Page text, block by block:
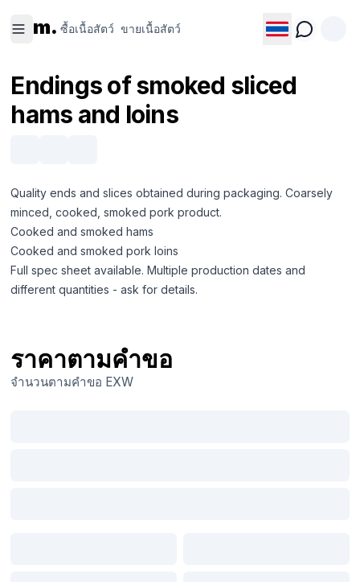
m. ซื้อเนื้อสัตว์ ขายเนื้อสัตว์
สัตว์
สัตว์
Endings of smoked sliced
hams and loins
Quality ends and slices obtained during packaging. Coarsely
minced, cooked, smoked pork product.
Cooked and smoked hams
Cooked and smoked pork loins
Full spec sheet available. Multiple production dates and
different quantities - ask for details.
ราคาตามคำขอ
จำนวนตามคำขอ EXW